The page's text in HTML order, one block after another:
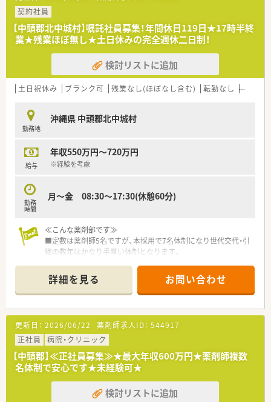
契約社員
【中頭郡北中城村】嘱託社員募集！年間休日119日★17時半終
業★残業ほぼ無し★土日休みの完全週休二日制！
検討リストに追加
土日祝休み ブランク可 残業なし(ほぼなし含む) 転勤なし 車通勤
勤務地
沖縄県 中頭郡北中城村
給与
年収550万円～720万円
※経験を考慮
勤務
時間
月～金 08:30～17:30(休憩60分)
≪こんな薬剤部です≫
■定数は薬剤師5名ですが、本採用で7名体制になり世代交代・引
継の数年はかなり手厚い体制となります。
す。
■チーム医療を大切にされている環境で、スキルアップもし易い
です。
詳細を見る お問い合わせ
更新日： 2026/06/22 薬剤師求人ID： 544917
正社員
病院・クリニック
【中頭郡】≪正社員募集≫★最大年収600万円★薬剤師複数
名体制で安心です★未経験可★
検討リストに追加